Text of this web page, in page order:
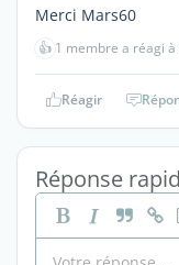
Merci Mars60
👍 1 membre a réagi à
Réagir
Réponse